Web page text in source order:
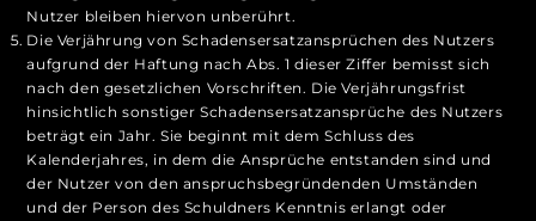
Nutzer bleiben hiervon unberührt.
Die Verjährung von Schadensersatzansprüchen des Nutzers
aufgrund der Haftung nach Abs. 1 dieser Ziffer bemisst sich
nach den gesetzlichen Vorschriften. Die Verjährungsfrist
hinsichtlich sonstiger Schadensersatzansprüche des Nutzers
beträgt ein Jahr. Sie beginnt mit dem Schluss des
Kalenderjahres, in dem die Ansprüche entstanden sind und
der Nutzer von den anspruchsbegründenden Umständen
und der Person des Schuldners Kenntnis erlangt oder